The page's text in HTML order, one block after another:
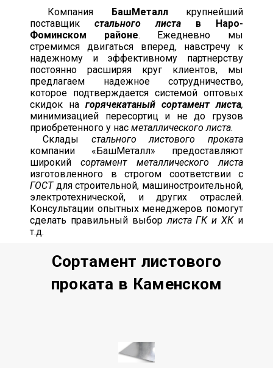
Компания БашМеталлкрупнейший
поставщик стального листа в Наро-
Фоминском районе. Ежедневно мы
стремимся двигаться вперед, навстречу к
надежному и эффективному партнерству
постоянно расширяя круг клиентов, мы
предлагаем надежное сотрудничество,
которое подтверждается системой оптовых
скидок на горячекатаный сортамент листа,
минимизацией пересортиц и не до грузов
приобретенного у нас металлического листа.
Склады стального листового проката
компании «БашМеталл» предоставляют
широкийсортамент металлического листа
изготовленного в строгом соответствии с
ГОСТдля строительной, машиностроительной,
электротехнической, и других отраслей.
Консультации опытных менеджеров помогут
сделать правильный выбор листа ГК и ХК и
т.д.
Сортамент листового
проката в Каменском